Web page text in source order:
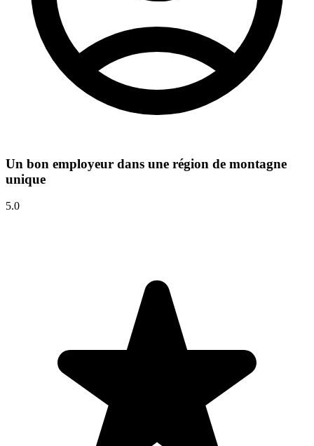
Un bon employeur dans une région de montagne
unique
5.0